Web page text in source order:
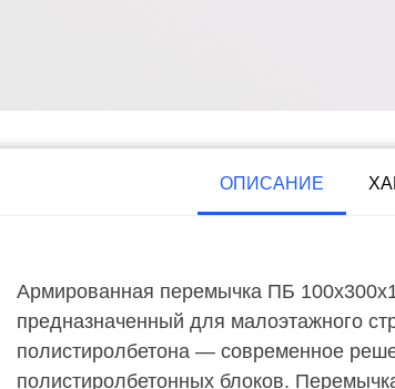
ОПИСАНИЕ
Армированная перемычка ПБ
предназначенный для малоэтажного
полистиролбетона — современное
полистиролбетонных блоков.